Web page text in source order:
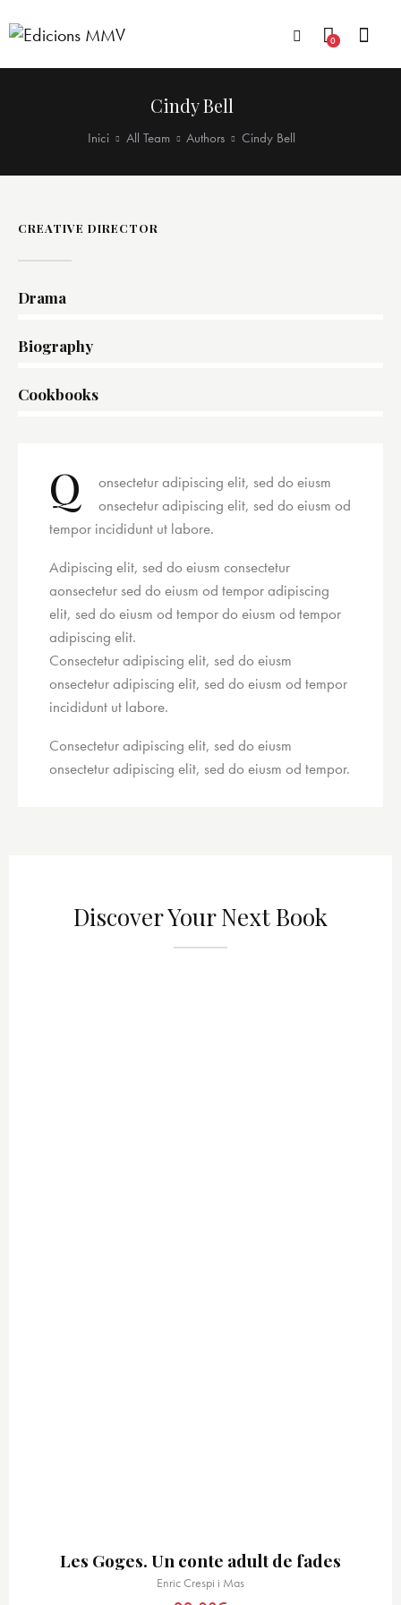
0
Cindy Bell
Inici All Team Authors Cindy Bell
CREATIVE DIRECTOR
Drama
Biography
Cookbooks
Q
onsectetur adipiscing elit, sed do eiusm
onsectetur adipiscing elit, sed do eiusm od
tempor incididunt ut labore.
Adipiscing elit, sed do eiusm consectetur
aonsectetur sed do eiusm od tempor adipiscing
elit, sed do eiusm od tempor do eiusm od tempor
adipiscing elit.
Consectetur adipiscing elit, sed do eiusm
onsectetur adipiscing elit, sed do eiusm od tempor
incididunt ut labore.
Consectetur adipiscing elit, sed do eiusm
onsectetur adipiscing elit, sed do eiusm od tempor.
Discover Your Next Book
Les Goges. Un conte adult de fades
Enric Crespi i Mas